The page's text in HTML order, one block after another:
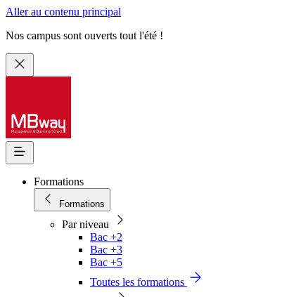
Aller au contenu principal
Nos campus sont ouverts tout l'été !
Formations
Formations
Par niveau
Bac +2
Bac +3
Bac +5
Toutes les formations